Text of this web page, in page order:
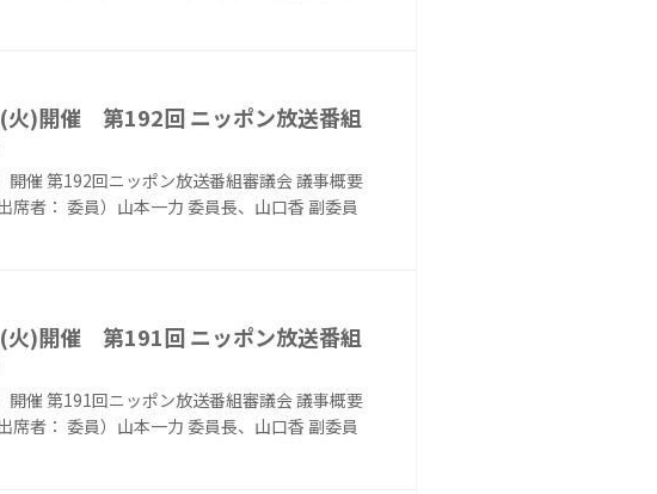
)開催 第192回 ニッポン放送番組
開催 第192回ニッポン放送番組審議会 議事概要
席者： 委員）山本一力 委員長、山口香 副委員
)開催 第191回 ニッポン放送番組
開催 第191回ニッポン放送番組審議会 議事概要
席者： 委員）山本一力 委員長、山口香 副委員